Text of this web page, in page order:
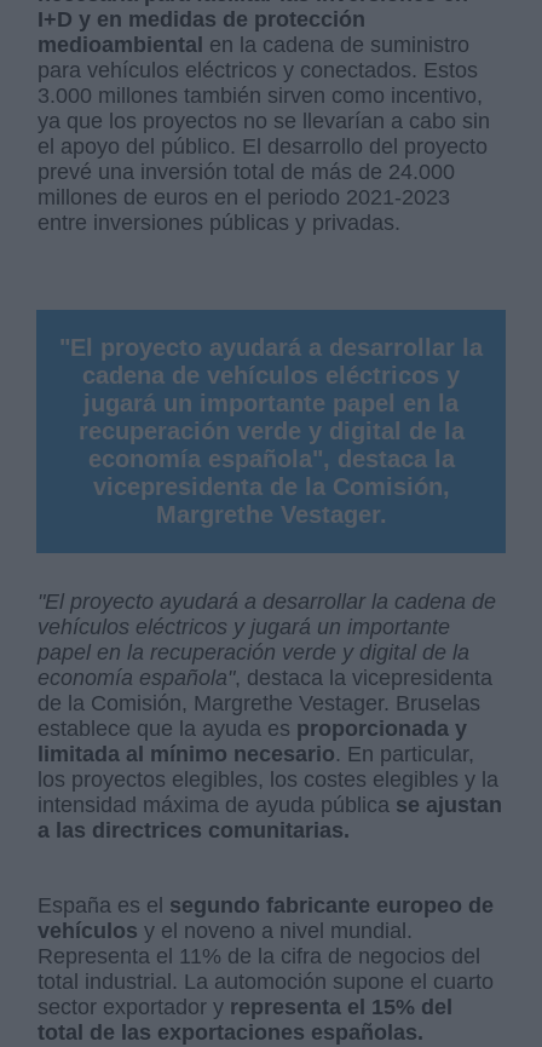
I+D y en medidas de protección
medioambiental en la cadena de suministro
para vehículos eléctricos y conectados. Estos
3.000 millones también sirven como incentivo,
ya que los proyectos no se llevarían a cabo sin
el apoyo del público. El desarrollo del proyecto
prevé una inversión total de más de 24.000
millones de euros en el periodo 2021-2023
entre inversiones públicas y privadas.
"El proyecto ayudará a desarrollar la
cadena de vehículos eléctricos y
jugará un importante papel en la
recuperación verde y digital de la
economía española", destaca la
vicepresidenta de la Comisión,
Margrethe Vestager.
"El proyecto ayudará a desarrollar la cadena de
vehículos eléctricos y jugará un importante
papel en la recuperación verde y digital de la
economía española", destaca la vicepresidenta
de la Comisión, Margrethe Vestager. Bruselas
establece que la ayuda es proporcionada y
limitada al mínimo necesario. En particular,
los proyectos elegibles, los costes elegibles y la
intensidad máxima de ayuda pública se ajustan
a las directrices comunitarias.
España es el segundo fabricante europeo de
vehículos y el noveno a nivel mundial.
Representa el 11% de la cifra de negocios del
total industrial. La automoción supone el cuarto
sector exportador y representa el 15% del
total de las exportaciones españolas.